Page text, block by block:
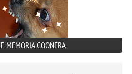
MEMORIA COONERA